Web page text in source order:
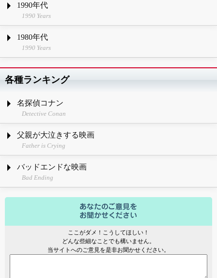
1990年代
1990 Years
1980年代
1990 Years
各種ランキング
名探偵コナン
Detective Conan
父親が大泣きする映画
Father is Crying
バッドエンドな映画
Bad Ending
ここがダメ！こうしてほしい！
どんな些細なことでも構いません。
当サイトへのご意見を是非お聞かせください。